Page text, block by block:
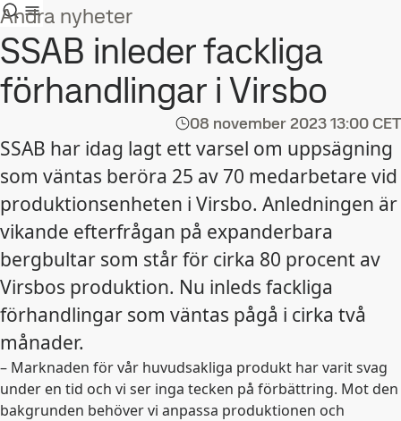
Andra nyheter
SSAB inleder fackliga
förhandlingar i Virsbo
08 november 202313:00 CET
SSAB har idag lagt ett varsel om uppsägning
som väntas beröra 25 av 70 medarbetare vid
produktionsenheten i Virsbo. Anledningen är
vikande efterfrågan på expanderbara
bergbultar som står för cirka 80 procent av
Virsbos produktion. Nu inleds fackliga
förhandlingar som väntas pågå i cirka två
månader.
– Marknaden för vår huvudsakliga produkt har varit svag
under en tid och vi ser inga tecken på förbättring. Mot den
bakgrunden behöver vi anpassa produktionen och